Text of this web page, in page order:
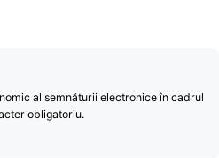
al semnăturii electronice în cadrul
obligatoriu.